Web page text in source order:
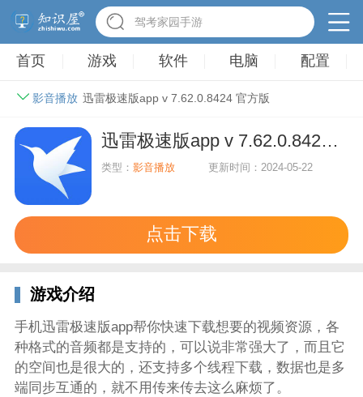
驾考家园手游
首页 游戏 软件 电脑 配置
影音播放 迅雷极速版app v 7.62.0.8424 官方版
迅雷极速版app v 7.62.0.8424 官方版
类型：影音播放 更新时间：2024-05-22
点击下载
游戏介绍
手机迅雷极速版app帮你快速下载想要的视频资源，各
种格式的音频都是支持的，可以说非常强大了，而且它
的空间也是很大的，还支持多个线程下载，数据也是多
端同步互通的，就不用传来传去这么麻烦了。